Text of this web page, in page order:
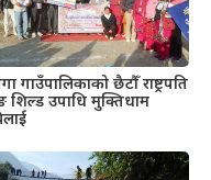
गाउँपालिकाको छैटौँ राष्ट्रपति
शिल्ड उपाधि मुक्तिधाम